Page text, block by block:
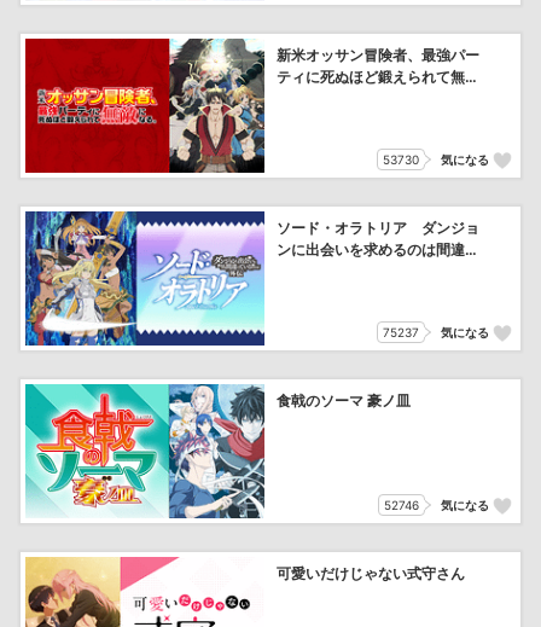
新米オッサン冒険者、最強パー
ティに死ぬほど鍛えられて無敵
53730 気になる
ソード・オラトリア ダンジョ
ンに出会いを求めるのは間違っ
75237 気になる
食戟のソーマ 豪ノ皿
52746 気になる
可愛いだけじゃない式守さん